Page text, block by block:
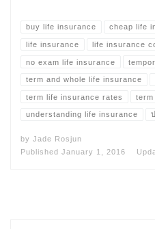
buy life insurance cheap life
life insurance life insurance
no exam life insurance
term and whole life insurance
term life insurance rates
understanding life insurance
by Jade Rosjun
Published January 1, 2016